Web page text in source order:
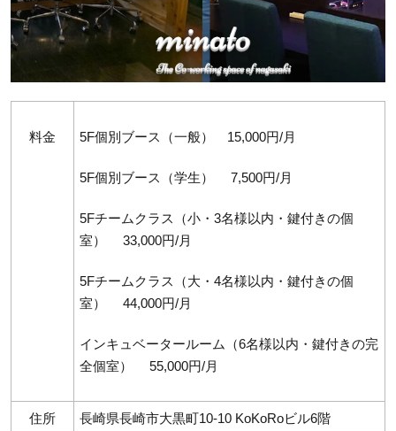
料金 5F個別ブース（一般） 15,000円/月
5F個別ブース（学生） 7,500円/月
5Fチームクラス（小・3名様以内・鍵付きの個
室） 33,000円/月
5Fチームクラス（大・4名様以内・鍵付きの個
室） 44,000円/月
インキュベータールーム（6名様以内・鍵付きの完
全個室） 55,000円/月
住所 長崎県長崎市大黒町10-10 KoKoRoビル6階